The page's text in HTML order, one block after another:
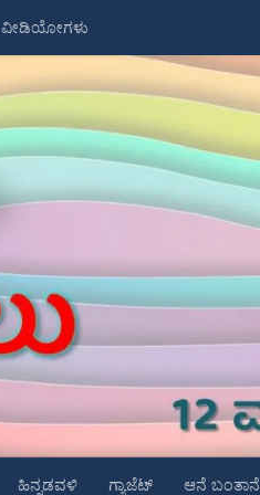
ವೀಡಿಯೋಗಳು
ಹಿನ್ನಡವಳಿ ಗ್ಯಾಜೆಟ್ ಆನೆ ಬಂತಾನೆ